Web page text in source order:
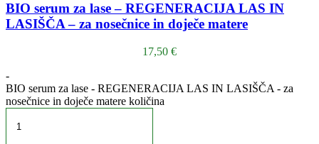
BIO serum za lase – REGENERACIJA LAS IN
LASIŠČA – za nosečnice in doječe matere
17,50 €
-
BIO serum za lase - REGENERACIJA LAS IN LASIŠČA - za
nosečnice in doječe matere količina